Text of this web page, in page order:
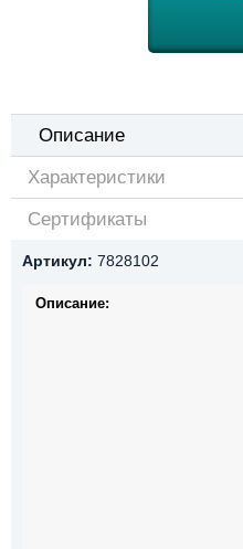
Описание
Характеристики
Сертификаты
Артикул: 7828102
Описание: